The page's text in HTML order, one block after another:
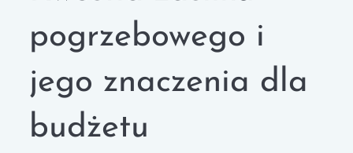
pogrzebowego i
jego znaczenia dla
budżetu